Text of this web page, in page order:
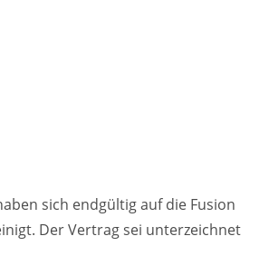
sich endgültig auf die Fusion
Der Vertrag sei unterzeichnet